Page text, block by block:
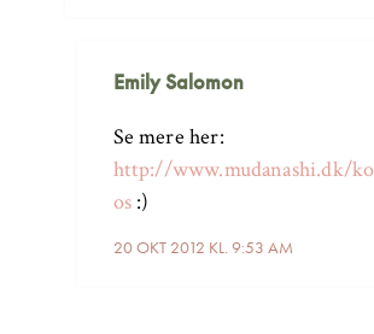
Emily Salomon
20 OKT 2012 KL. 9:53 AM
Se mere her:
http://www.mudanashi.dk/
os:)